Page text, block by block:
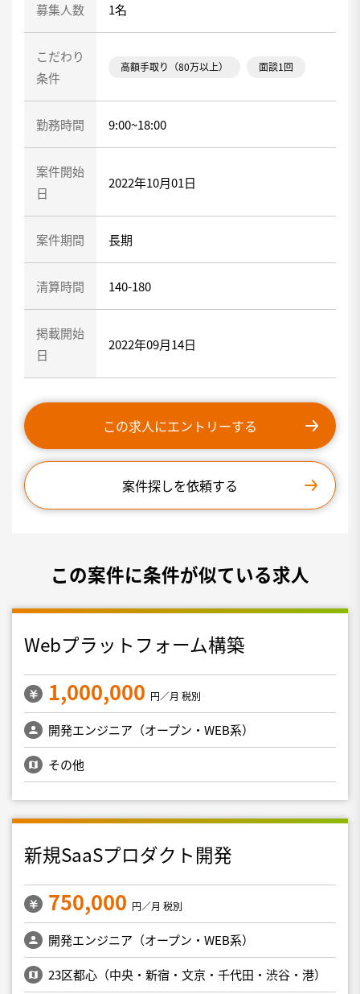
募集人数 1名
こだわり
条件
高額手取り（80万以上） 面談1回
勤務時間 9:00~18:00
案件開始
日
2022年10月01日
案件期間 長期
清算時間 140-180
掲載開始
日
2022年09月14日
この求人にエントリーする
案件探しを依頼する
この案件に条件が似ている求人
Webプラットフォーム構築
1,000,000 円／月 税別
開発エンジニア（オープン・WEB系）
その他
新規SaaSプロダクト開発
750,000 円／月 税別
開発エンジニア（オープン・WEB系）
23区都心（中央・新宿・文京・千代田・渋谷・港）